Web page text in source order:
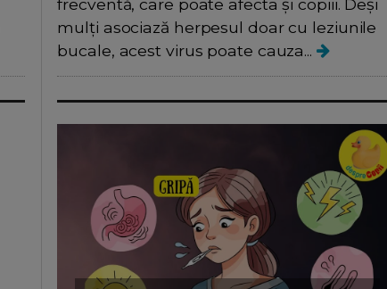
frecventă, care poate afecta și copiii. Deși
mulți asociază herpesul doar cu leziunile
bucale, acest virus poate cauza...